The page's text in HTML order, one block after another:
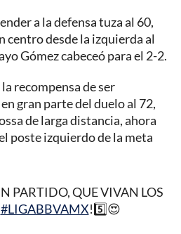
a la defensa tuza al 60,
centro desde la izquierda al
Gómez cabeceó para el 2-2.
recompensa de ser
gran parte del duelo al 72,
de larga distancia, ahora
poste izquierdo de la meta
PARTIDO, QUE VIVAN LOS
#LIGABBVAMX!5️⃣😍